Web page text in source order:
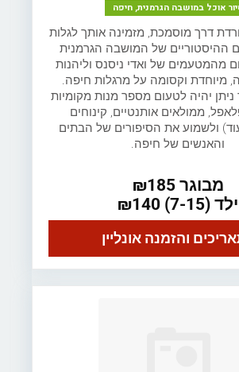
אוכל במושבה הגרמנית, חיפה
דרך מוסמכת, מזמינה אותך לגלות
ההיסטוריים של המושבה הגרמנית
מהמטעמים של ואדי ניסנס וליהנות
מיוחדת וקסומה על מרגלות חיפה.
יהיה לטעום מספר מנות מקומיות
ממולאים אותנטיים, קינוחים
ולשמוע את הסיפורים של הבתים
והאנשים של חיפה.
מבוגר ₪185
ילד (7-15) ₪140
והזמנה אונליין